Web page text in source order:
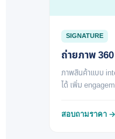
SIGNATURE
ถ่ายภาพ
ภาพสินค้าแบบ
ได้ เพิ่ม
สอบถามราคา